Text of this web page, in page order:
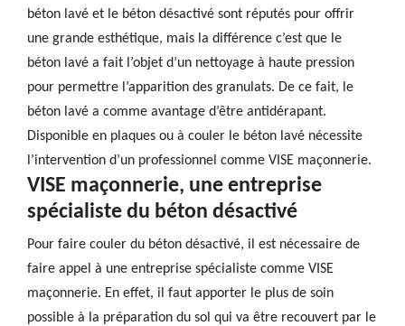
béton lavé et le béton désactivé sont réputés pour offrir
une grande esthétique, mais la différence c’est que le
béton lavé a fait l’objet d’un nettoyage à haute pression
pour permettre l’apparition des granulats. De ce fait, le
béton lavé a comme avantage d’être antidérapant.
Disponible en plaques ou à couler le béton lavé nécessite
l’intervention d’un professionnel comme VISE maçonnerie.
VISE maçonnerie, une entreprise
spécialiste du béton désactivé
Pour faire couler du béton désactivé, il est nécessaire de
faire appel à une entreprise spécialiste comme VISE
maçonnerie. En effet, il faut apporter le plus de soin
possible à la préparation du sol qui va être recouvert par le